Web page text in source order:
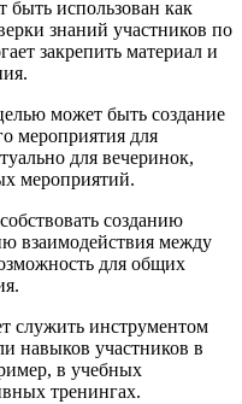
быть использован как
знаний участников по
закрепить материал и
может быть создание
мероприятия для
для вечеринок,
мероприятий.
созданию
взаимодействия между
для общих
служить инструментом
навыков участников в
в учебных
тренингах.